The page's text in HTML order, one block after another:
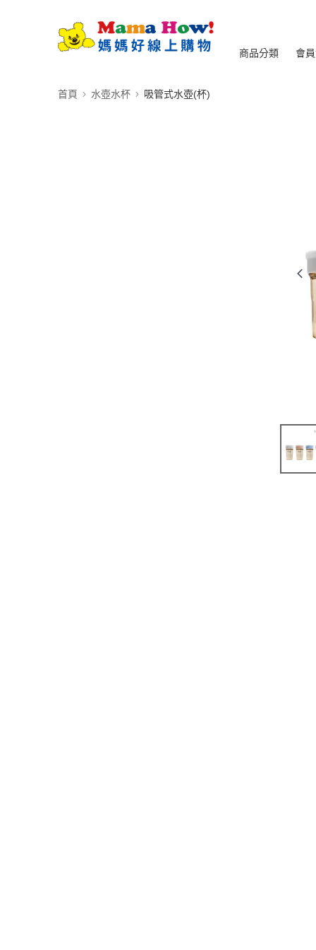
商品分類 會
首頁 水壺水杯 吸管式水壺(杯)